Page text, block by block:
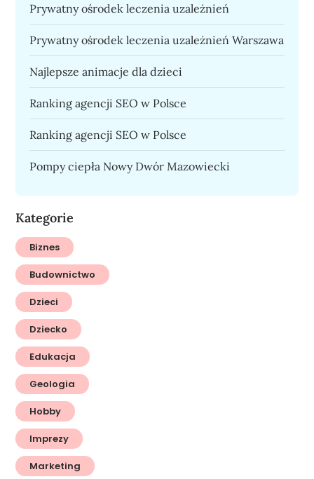
Prywatny ośrodek leczenia uzależnień
Prywatny ośrodek leczenia uzależnień Warszawa
Najlepsze animacje dla dzieci
Ranking agencji SEO w Polsce
Ranking agencji SEO w Polsce
Pompy ciepła Nowy Dwór Mazowiecki
Kategorie
Biznes
Budownictwo
Dzieci
Dziecko
Edukacja
Geologia
Hobby
Imprezy
Marketing